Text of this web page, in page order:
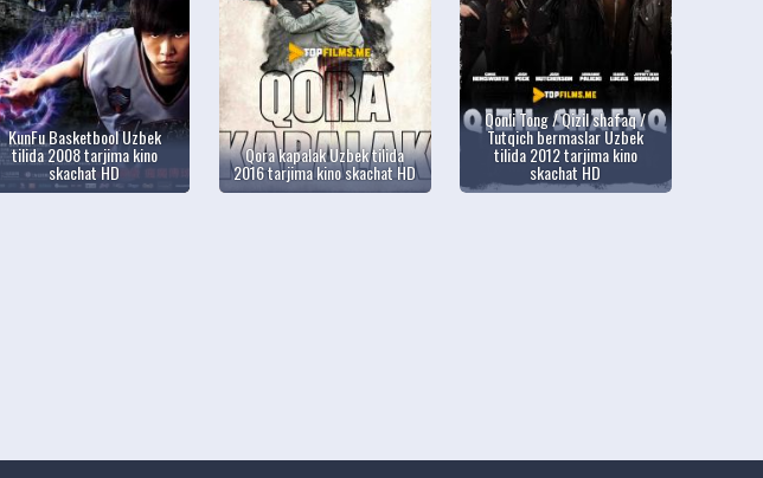
KunFu Basketbool Uzbek
tilida 2008 tarjima kino
skachat HD
Qora kapalak Uzbek tilida
2016 tarjima kino skachat HD
Qonli Tong / Qizil shafaq /
Tutqich bermaslar Uzbek
tilida 2012 tarjima kino
skachat HD